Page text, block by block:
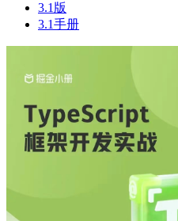
3.1版
3.1手册